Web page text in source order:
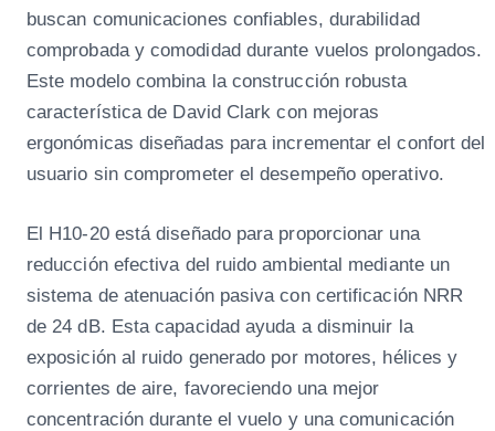
buscan comunicaciones confiables, durabilidad
comprobada y comodidad durante vuelos prolongados.
Este modelo combina la construcción robusta
característica de David Clark con mejoras
ergonómicas diseñadas para incrementar el confort del
usuario sin comprometer el desempeño operativo.
El H10-20 está diseñado para proporcionar una
reducción efectiva del ruido ambiental mediante un
sistema de atenuación pasiva con certificación NRR
de 24 dB. Esta capacidad ayuda a disminuir la
exposición al ruido generado por motores, hélices y
corrientes de aire, favoreciendo una mejor
concentración durante el vuelo y una comunicación